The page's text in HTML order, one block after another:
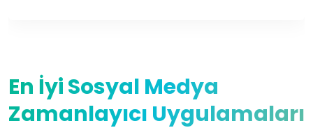
En İyi Sosyal Medya
Zamanlayıcı Uygulamaları